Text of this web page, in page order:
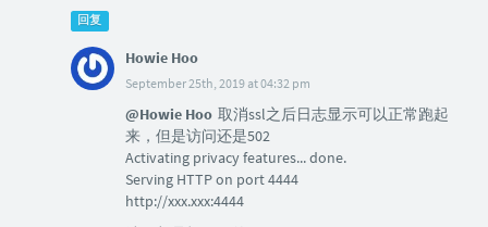
回复
Howie Hoo
September 25th, 2019 at 04:32 pm
@Howie Hoo 取消ssl之后日志显示可以正常跑起
来，但是访问还是502
Activating privacy features... done.
Serving HTTP on port 4444
http://xxx.xxx:4444